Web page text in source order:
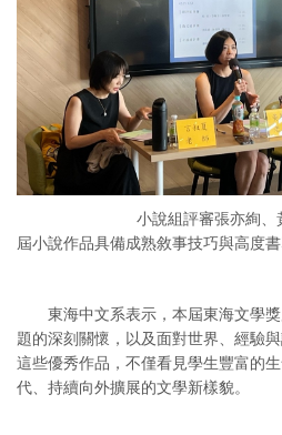
小說組評審張亦絢、黃麗群
屆小說作品具備成熟敘事技巧與高度書
東海中文系表示，本屆東海文學獎
題的深刻關懷，以及面對世界、經驗
這些優秀作品，不僅看見學生豐富的
代、持續向外擴展的文學新樣貌。